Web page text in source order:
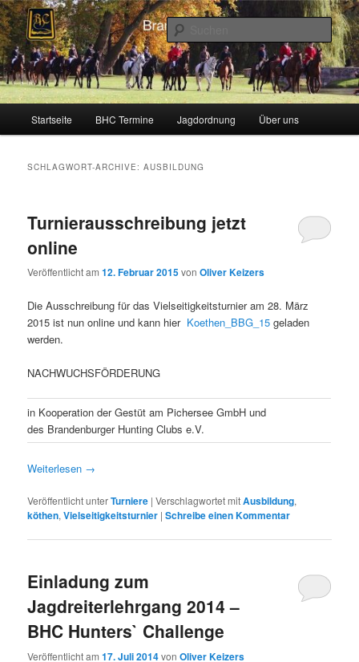
Zum
Inhalt
wechseln
Zum
sekundären
Inhalt
wechselnBrandenburger Hunting Club
Schleppjagden und Vielseitigkeitsreiten in Berlin und Brandenburg
Startseite BHC Termine Jagdordnung Über uns
SCHLAGWORT-ARCHIVE:AUSBILDUNG
Turnierausschreibung jetzt
online
Veröffentlicht am12. Februar 2015vonOliver Keizers
Die Ausschreibung für das Vielseitigkeitsturnier am 28. März
2015 ist nun online und kann hier Koethen_BBG_15 geladen
werden.
NACHWUCHSFÖRDERUNG
in Kooperation der Gestüt am Pichersee GmbH und
des Brandenburger Hunting Clubs e.V.
Weiterlesen →
Veröffentlicht unterTurniere |Verschlagwortet mitAusbildung,
köthen,Vielseitigkeitsturnier |Schreibe einen Kommentar
Einladung zum
Jagdreiterlehrgang 2014 –
BHC Hunters` Challenge
Veröffentlicht am17. Juli 2014vonOliver Keizers